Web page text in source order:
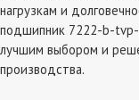
нагрузкам и
подшипник 7222-b-tvp-
лучшим выбором и
производства.